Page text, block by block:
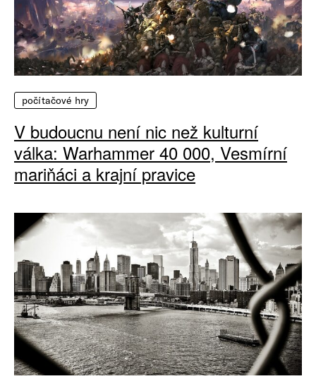
počítačové hry
V budoucnu není nic než kulturní
válka: Warhammer 40 000, Vesmírní
mariňáci a krajní pravice